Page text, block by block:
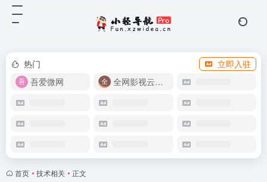
热门
立即入驻
吾爱微网
全网影视云盘资源
首页 • 技术相关 • 正文